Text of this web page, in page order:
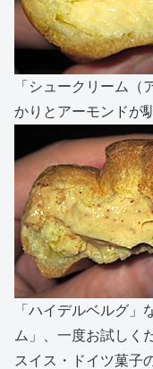
「シュークリーム（
かりとアーモンドが
「ハイデルベルグ
ム」、一度お試しく
スイス・ドイツ菓子